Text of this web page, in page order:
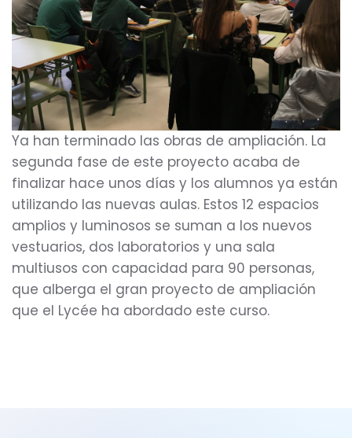
Ya han terminado las obras de ampliación. La
segunda fase de este proyecto acaba de
finalizar hace unos días y los alumnos ya están
utilizando las nuevas aulas. Estos 12 espacios
amplios y luminosos se suman a los nuevos
vestuarios, dos laboratorios y una sala
multiusos con capacidad para 90 personas,
que alberga el gran proyecto de ampliación
que el Lycée ha abordado este curso.